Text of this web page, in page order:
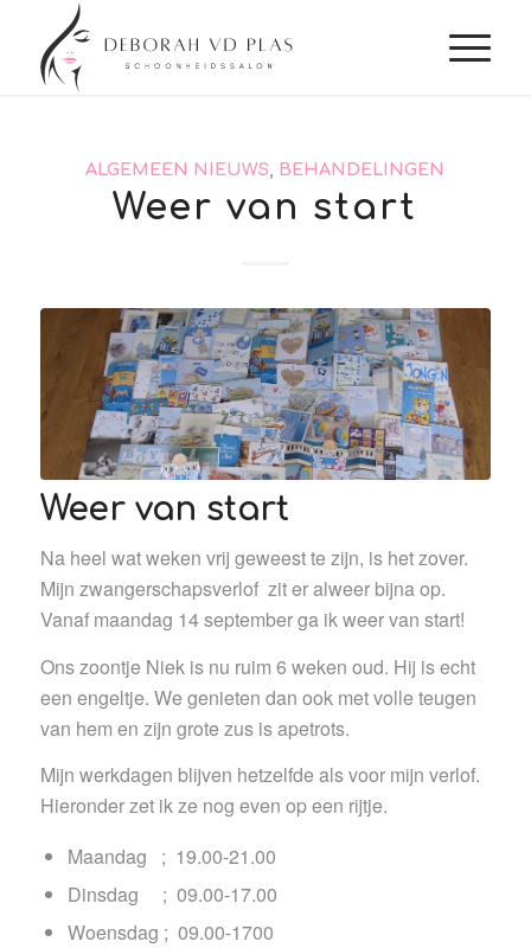
ALGEMEEN NIEUWS BEHANDELINGEN
Weer van start
Weer van start
Na heel wat weken vrij geweest te zijn, is het zover.
Mijn zwangerschapsverlof zit er alweer bijna op.
Vanaf maandag 14 september ga ik weer van start!
Ons zoontje Niek is nu ruim 6 weken oud. Hij is echt
een engeltje. We genieten dan ook met volle teugen
van hem en zijn grote zus is apetrots.
Mijn werkdagen blijven hetzelfde als voor mijn verlof.
Hieronder zet ik ze nog even op een rijtje.
Maandag ; 19.00-21.00
Dinsdag ; 09.00-17.00
Woensdag ; 09.00-1700